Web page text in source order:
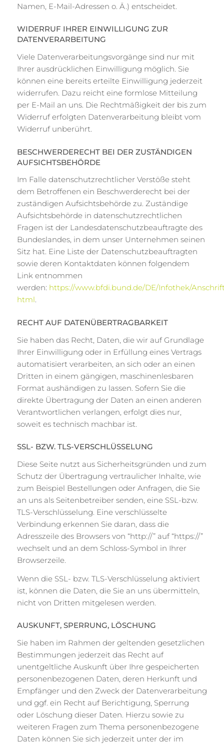
Namen, E-Mail-Adressen o. Ä.) entscheidet.
WIDERRUF IHRER EINWILLIGUNG ZUR
DATENVERARBEITUNG
Viele Datenverarbeitungsvorgänge sind nur mit
Ihrer ausdrücklichen Einwilligung möglich. Sie
können eine bereits erteilte Einwilligung jederzeit
widerrufen. Dazu reicht eine formlose Mitteilung
per E-Mail an uns. Die Rechtmäßigkeit der bis zum
Widerruf erfolgten Datenverarbeitung bleibt vom
Widerruf unberührt.
BESCHWERDERECHT BEI DER ZUSTÄNDIGEN
AUFSICHTSBEHÖRDE
Im Falle datenschutzrechtlicher Verstöße steht
dem Betroffenen ein Beschwerderecht bei der
zuständigen Aufsichtsbehörde zu. Zuständige
Aufsichtsbehörde in datenschutzrechtlichen
Fragen ist der Landesdatenschutzbeauftragte des
Bundeslandes, in dem unser Unternehmen seinen
Sitz hat. Eine Liste der Datenschutzbeauftragten
sowie deren Kontaktdaten können folgendem
Link entnommen
werden: https://www.bfdi.bund.de/DE/Infothek/
html.
RECHT AUF DATENÜBERTRAGBARKEIT
Sie haben das Recht, Daten, die wir auf Grundlage
Ihrer Einwilligung oder in Erfüllung eines Vertrags
automatisiert verarbeiten, an sich oder an einen
Dritten in einem gängigen, maschinenlesbaren
Format aushändigen zu lassen. Sofern Sie die
direkte Übertragung der Daten an einen anderen
Verantwortlichen verlangen, erfolgt dies nur,
soweit es technisch machbar ist.
SSL- BZW. TLS-VERSCHLÜSSELUNG
Diese Seite nutzt aus Sicherheitsgründen und zum
Schutz der Übertragung vertraulicher Inhalte, wie
zum Beispiel Bestellungen oder Anfragen, die Sie
an uns als Seitenbetreiber senden, eine SSL-bzw.
TLS-Verschlüsselung. Eine verschlüsselte
Verbindung erkennen Sie daran, dass die
Adresszeile des Browsers von “http://” auf “https://”
wechselt und an dem Schloss-Symbol in Ihrer
Browserzeile.
Wenn die SSL- bzw. TLS-Verschlüsselung aktiviert
ist, können die Daten, die Sie an uns übermitteln,
nicht von Dritten mitgelesen werden.
AUSKUNFT, SPERRUNG, LÖSCHUNG
Sie haben im Rahmen der geltenden gesetzlichen
Bestimmungen jederzeit das Recht auf
unentgeltliche Auskunft über Ihre gespeicherten
personenbezogenen Daten, deren Herkunft und
Empfänger und den Zweck der Datenverarbeitung
und ggf. ein Recht auf Berichtigung, Sperrung
oder Löschung dieser Daten. Hierzu sowie zu
weiteren Fragen zum Thema personenbezogene
Daten können Sie sich jederzeit unter der im